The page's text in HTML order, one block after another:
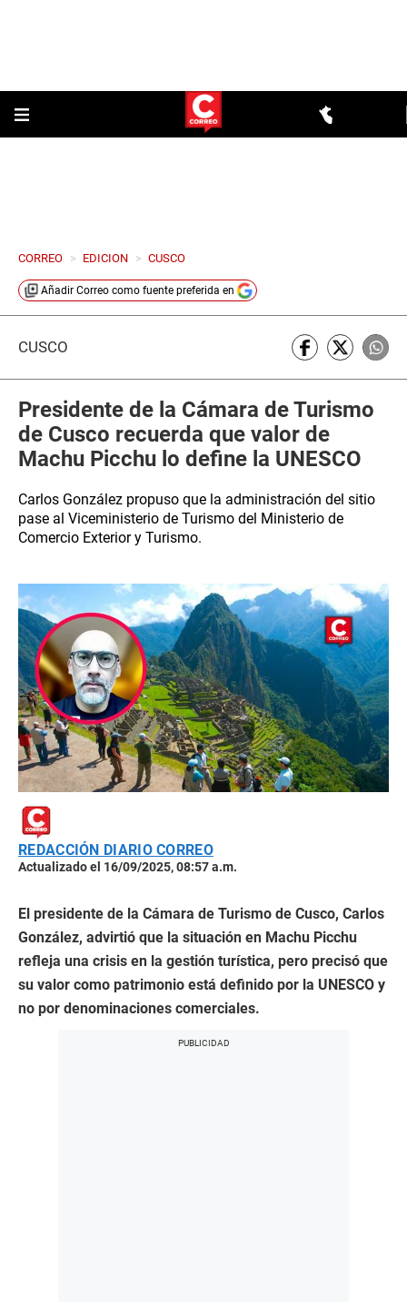
CORREO > EDICION > CUSCO
Añadir Correo como fuente preferida en
CUSCO
Presidente de la Cámara de Turismo
de Cusco recuerda que valor de
Machu Picchu lo define la UNESCO
Carlos González propuso que la administración del sitio
pase al Viceministerio de Turismo del Ministerio de
Comercio Exterior y Turismo.
REDACCIÓN DIARIO CORREO
Actualizado el 16/09/2025, 08:57 a.m.
El presidente de la Cámara de Turismo de Cusco, Carlos
González, advirtió que la situación en Machu Picchu
refleja una crisis en la gestión turística, pero precisó que
su valor como patrimonio está definido por la UNESCO y
no por denominaciones comerciales.